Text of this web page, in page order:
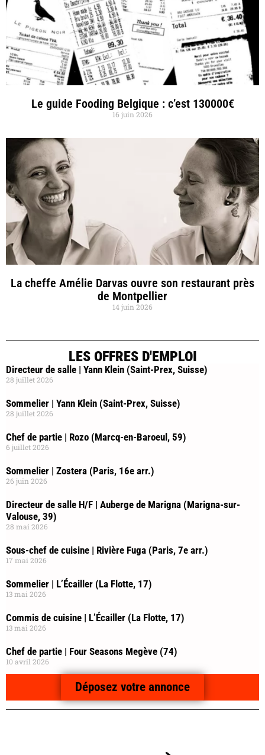
Le guide Fooding Belgique : c’est 130000€
16 juin 2026
La cheffe Amélie Darvas ouvre son restaurant près
de Montpellier
14 juin 2026
LES OFFRES D'EMPLOI
Directeur de salle | Yann Klein (Saint-Prex, Suisse)
28 juillet 2026
Sommelier | Yann Klein (Saint-Prex, Suisse)
28 juillet 2026
Chef de partie | Rozo (Marcq-en-Baroeul, 59)
6 juillet 2026
Sommelier | Zostera (Paris, 16e arr.)
26 juin 2026
Directeur de salle H/F | Auberge de Marigna (Marigna-sur-
Valouse, 39)
28 mai 2026
Sous-chef de cuisine | Rivière Fuga (Paris, 7e arr.)
17 mai 2026
Sommelier | L’Écailler (La Flotte, 17)
13 mai 2026
Commis de cuisine | L’Écailler (La Flotte, 17)
13 mai 2026
Chef de partie | Four Seasons Megève (74)
10 avril 2026
Déposez votre annonce